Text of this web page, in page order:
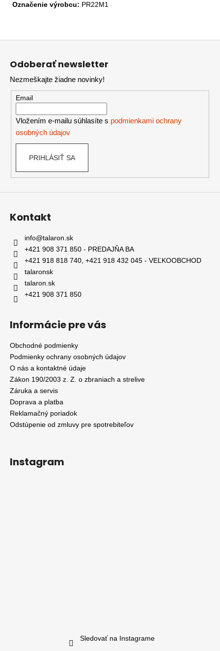
Označenie výrobcu: PR22M1
Odoberať newsletter
Nezmeškajte žiadne novinky!
Email
Vložením e-mailu súhlasíte s podmienkami ochrany
osobných údajov
PRIHLÁSIŤ SA
Kontakt
info@talaron.sk
+421 908 371 850 - PREDAJŇA BA
+421 918 818 740, +421 918 432 045 - VEĽKOOBCHOD
talaronsk
talaron.sk
+421 908 371 850
Informácie pre vás
Obchodné podmienky
Podmienky ochrany osobných údajov
O nás a kontaktné údaje
Zákon 190/2003 z. Z. o zbraniach a strelive
Záruka a servis
Doprava a platba
Reklamačný poriadok
Odstúpenie od zmluvy pre spotrebiteľov
Instagram
Sledovať na Instagrame